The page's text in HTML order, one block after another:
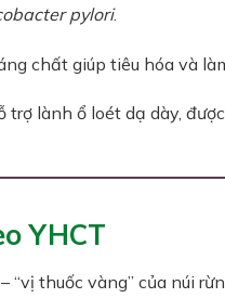
pylori.
chất giúp tiêu hóa và
lành ổ loét dạ dày,
YHCT
“vị thuốc vàng” của núi